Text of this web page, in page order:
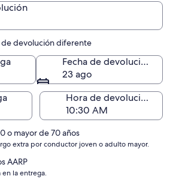
devolución diferente
Fecha de devolución
23 ago
Hora de devolución
o mayor de 70 años
extra por conductor joven o adulto mayor.
AARP
en la entrega.